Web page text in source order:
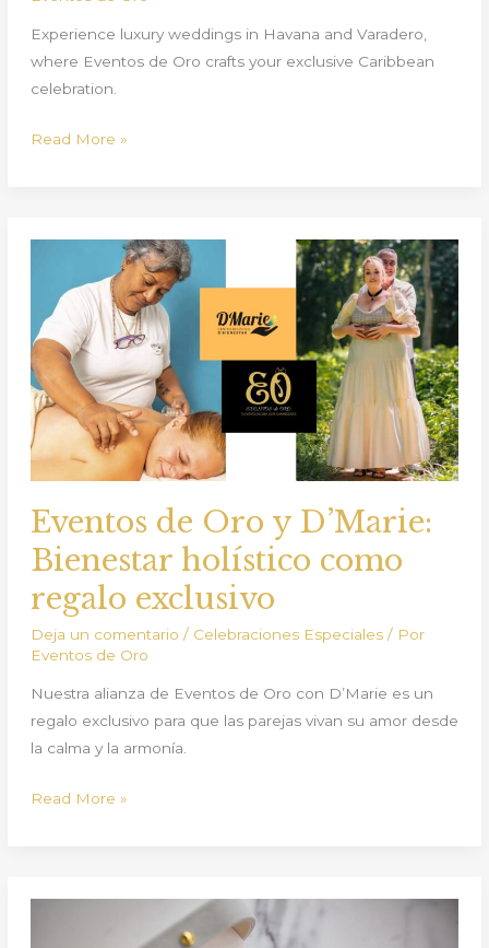
Experience luxury weddings in Havana and Varadero,
where Eventos de Oro crafts your exclusive Caribbean
celebration.
Read More »
Eventos de Oro y D’Marie:
Bienestar holístico como
regalo exclusivo
Deja un comentario / Celebraciones Especiales/ Por
Eventos de Oro
Nuestra alianza de Eventos de Oro con D’Marie es un
regalo exclusivo para que las parejas vivan su amor desde
la calma y la armonía.
Oro
y
D’Marie:
Bienestar
holístico
como
Read More »